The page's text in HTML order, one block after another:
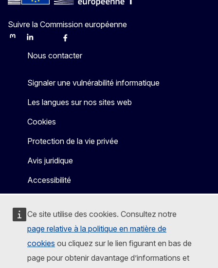
Ce site utilise des cookies. Consultez notre
page relative à la politique en matière de
cookies ou cliquez sur le lien figurant en bas de
page pour obtenir davantage d’informations et
Suivre la Commission européenne
MastodonLinkedInBlueskyFacebook
Nous contacter
Signaler une vulnérabilité informatique
Les langues sur nos sites web
Cookies
Protection de la vie privée
Avis juridique
Accessibilité